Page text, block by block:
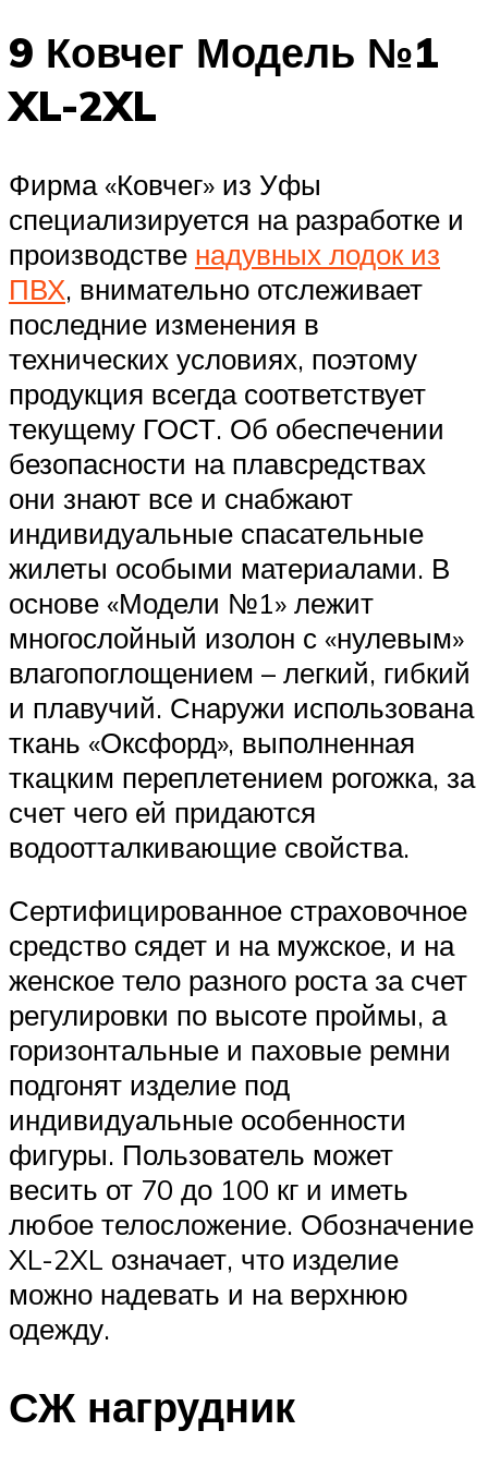
9 Ковчег Модель №1
XL-2XL
Фирма «Ковчег» из Уфы
специализируется на разработке и
производстве надувных лодок из
ПВХ, внимательно отслеживает
последние изменения в
технических условиях, поэтому
продукция всегда соответствует
текущему ГОСТ. Об обеспечении
безопасности на плавсредствах
они знают все и снабжают
индивидуальные спасательные
жилеты особыми материалами. В
основе «Модели №1» лежит
многослойный изолон с «нулевым»
влагопоглощением – легкий, гибкий
и плавучий. Снаружи использована
ткань «Оксфорд», выполненная
ткацким переплетением рогожка, за
счет чего ей придаются
водоотталкивающие свойства.
Сертифицированное страховочное
средство сядет и на мужское, и на
женское тело разного роста за счет
регулировки по высоте проймы, а
горизонтальные и паховые ремни
подгонят изделие под
индивидуальные особенности
фигуры. Пользователь может
весить от 70 до 100 кг и иметь
любое телосложение. Обозначение
XL-2XL означает, что изделие
можно надевать и на верхнюю
одежду.
СЖ нагрудник